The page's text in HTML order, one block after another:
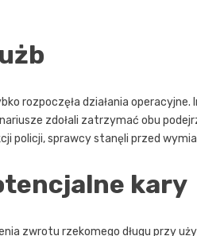
rozpoczęła działania
zdołali zatrzymać obu
policji, sprawcy stanęli przed
kary
zwrotu rzekomego długu przy